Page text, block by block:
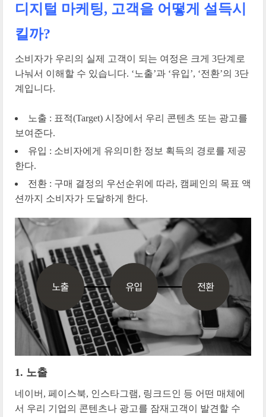
디지털 마케팅, 고객을 어떻게 설득시
킬까?
소비자가 우리의 실제 고객이 되는 여정은 크게 3단계로
나눠서 이해할 수 있습니다. ‘노출’과 ‘유입’, ‘전환’의 3단
계입니다.
노출 : 표적(Target) 시장에서 우리 콘텐츠 또는 광고를
보여준다.
유입 : 소비자에게 유의미한 정보 획득의 경로를 제공
한다.
전환 : 구매 결정의 우선순위에 따라, 캠페인의 목표 액
션까지 소비자가 도달하게 한다.
1. 노출
네이버, 페이스북, 인스타그램, 링크드인 등 어떤 매체에
서 우리 기업의 콘텐츠나 광고를 잠재고객이 발견할 수